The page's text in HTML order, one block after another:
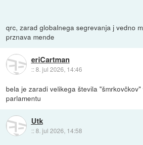
qrc, zarad globalnega segrevanja j vedno
prznava mende
eriCartman
::8. jul 2026, 14:46
bela je zaradi velikega števila
parlamentu
Utk
::8. jul 2026, 14:58